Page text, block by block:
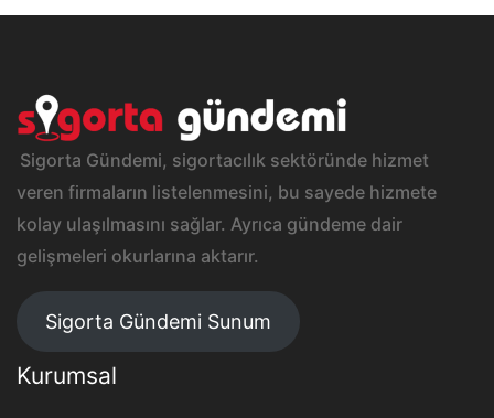
Sigorta Gündemi, sigortacılık sektöründe hizmet
veren firmaların listelenmesini, bu sayede hizmete
kolay ulaşılmasını sağlar. Ayrıca gündeme dair
gelişmeleri okurlarına aktarır.
Sigorta Gündemi Sunum
Kurumsal